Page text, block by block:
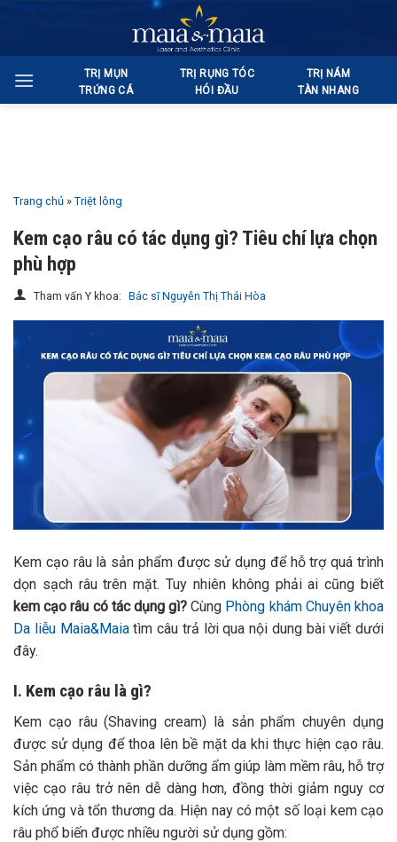
nội
dung
TRỊ MỤN
TRỨNG CÁ
TRỊ RỤNG TÓC
HÓI ĐẦU
TRỊ NÁM
TÀN NHANG
Trang chủ » Triệt lông
Kem cạo râu có tác dụng gì? Tiêu chí lựa chọn
phù hợp
Tham vấn Y khoa: Bác sĩ Nguyễn Thị Thái Hòa
Kem cạo râu là sản phẩm được sử dụng để hỗ trợ quá trình
dọn sạch râu trên mặt. Tuy nhiên không phải ai cũng biết
kem cạo râu có tác dụng gì? Cùng Phòng khám Chuyên khoa
Da liễu Maia&Maiatìm câu trả lời qua nội dung bài viết dưới
đây.
I. Kem cạo râu là gì?
Kem cạo râu (Shaving cream) là sản phẩm chuyên dụng
được sử dụng để thoa lên bề mặt da khi thực hiện cạo râu.
Sản phẩm có thành phần dưỡng ẩm giúp làm mềm râu, hỗ trợ
việc cạo râu trở nên dễ dàng hơn, đồng thời giảm nguy cơ
kích ứng và tổn thương da. Hiện nay có một số loại kem cạo
râu phổ biến được nhiều người sử dụng gồm: